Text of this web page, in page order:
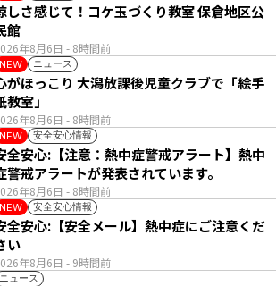
年8月6日 - 8時間前
しさ感じて！コケ玉づくり教室 保倉地区公
館
NEW ニュース
年8月6日 - 8時間前
がほっこり 大潟放課後児童クラブで「絵手
教室」
NEW 安全安心情報
年8月6日 - 8時間前
全安心:【注意：熱中症警戒アラート】熱中
警戒アラートが発表されています。
NEW 安全安心情報
年8月6日 - 9時間前
全安心:【安全メール】熱中症にご注意くだ
い
ニュース